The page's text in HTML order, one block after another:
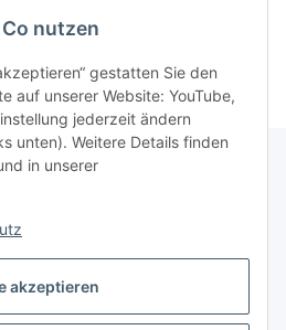
akzeptieren
nutzen
gestatten Sie den
auf unserer Website: YouTube,
jederzeit ändern
unten). Weitere Details finden
in unserer